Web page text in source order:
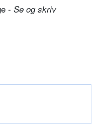
- Se og skriv